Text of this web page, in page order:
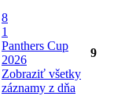
8
1
Panthers Cup
2026
Zobraziť všetky
záznamy z dňa
9